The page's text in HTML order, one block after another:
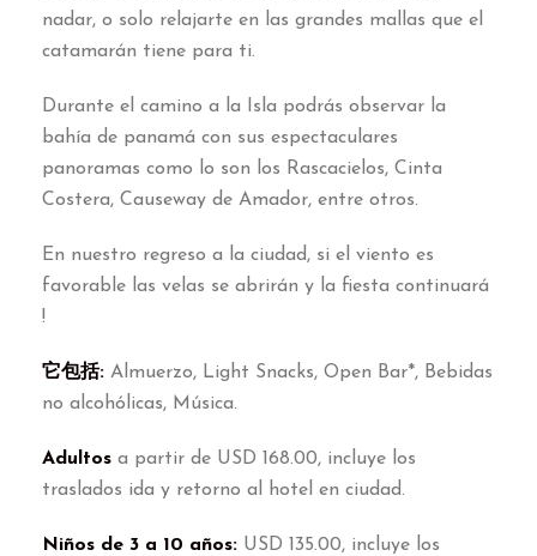
nadar, o solo relajarte en las grandes mallas que el
catamarán tiene para ti.
Durante el camino a la Isla podrás observar la
bahía de panamá con sus espectaculares
panoramas como lo son los Rascacielos, Cinta
Costera, Causeway de Amador, entre otros.
En nuestro regreso a la ciudad, si el viento es
favorable las velas se abrirán y la fiesta continuará
!
它包括: Almuerzo, Light Snacks, Open Bar*, Bebidas
no alcohólicas, Música.
Adultos a partir de USD 168.00, incluye los
traslados ida y retorno al hotel en ciudad.
Niños de 3 a 10 años: USD 135.00, incluye los